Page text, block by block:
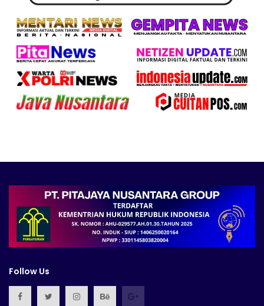
Follow Us